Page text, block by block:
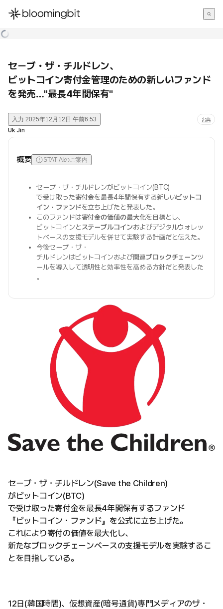
한국어
セーブ・ザ・チルドレン、
ビットコイン寄付金管理のための新しいファンド
を発売…"最長4年間保有"
入力 2025年12月12日 午前6:53 出典
Uk Jin
概要 STAT AIのご案内
セーブ・ザ・チルドレンがビットコイン(BTC)
で受け取った寄付金を最長4年間保有する新しいビットコ
イン・ファンドを立ち上げたと発表した。
このファンドは寄付金の価値の最大化を目標とし、
ビットコインとステーブルコインおよびデジタルウォレッ
トベースの支援モデルを併せて実験する計画だと伝えた。
今後セーブ・ザ・
チルドレンはビットコインおよび関連ブロックチェーンツ
ールを導入して透明性と効率性を高める方針だと発表した
。
セーブ・ザ・チルドレン(Save the Children)
がビットコイン(BTC)
で受け取った寄付金を最長4年間保有するファンド
『ビットコイン・ファンド』を公式に立ち上げた。
これにより寄付の価値を最大化し、
新たなブロックチェーンベースの支援モデルを実験するこ
とを目指している。
12日(韓国時間)、仮想資産(暗号通貨)専門メディアのザ・